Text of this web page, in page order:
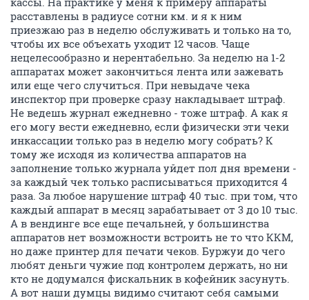
расставлены в радиусе сотни км. и я к ним
приезжаю раз в неделю обслуживать и только на то,
чтобы их все объехать уходит 12 часов. Чаще
нецелесообразно и нерентабельно. За неделю на 1-2
аппаратах может закончиться лента или зажевать
или еще чего случиться. При невыдаче чека
инспектор при проверке сразу накладывает штраф.
Не ведешь журнал ежедневно - тоже штраф. А как я
его могу вести ежедневно, если физически эти чеки
инкассации только раз в неделю могу собрать? К
тому же исходя из количества аппаратов на
заполнение только журнала уйдет пол дня времени -
за каждый чек только расписываться приходится 4
раза. За любое нарушение штраф 40 тыс. при том, что
каждый аппарат в месяц зарабатывает от 3 до 10 тыс.
А в вендинге все еще печальней, у большинства
аппаратов нет возможности встроить не то что ККМ,
но даже принтер для печати чеков. Буржуи до чего
любят деньги чужие под контролем держать, но ни
кто не додумался фискальник в кофейник засунуть.
А вот наши думцы видимо считают себя самыми